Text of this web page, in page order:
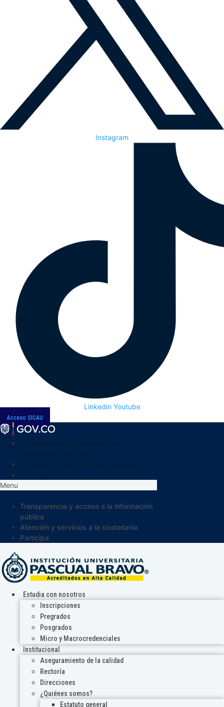
Instagram
Linkedin Youtube
Acceso SICAU
Menu
Transparencia y acceso a la información
pública
Atención y servicios a la ciudadanía
Participa
Estudia con nosotros
Inscripciones
Pregrados
Posgrados
Micro y Macrocredenciales
Institucional
Aseguramiento de la calidad
Rectoría
Direcciones
¿Quiénes somos?
Estatuto general